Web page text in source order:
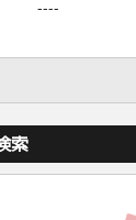
----
索